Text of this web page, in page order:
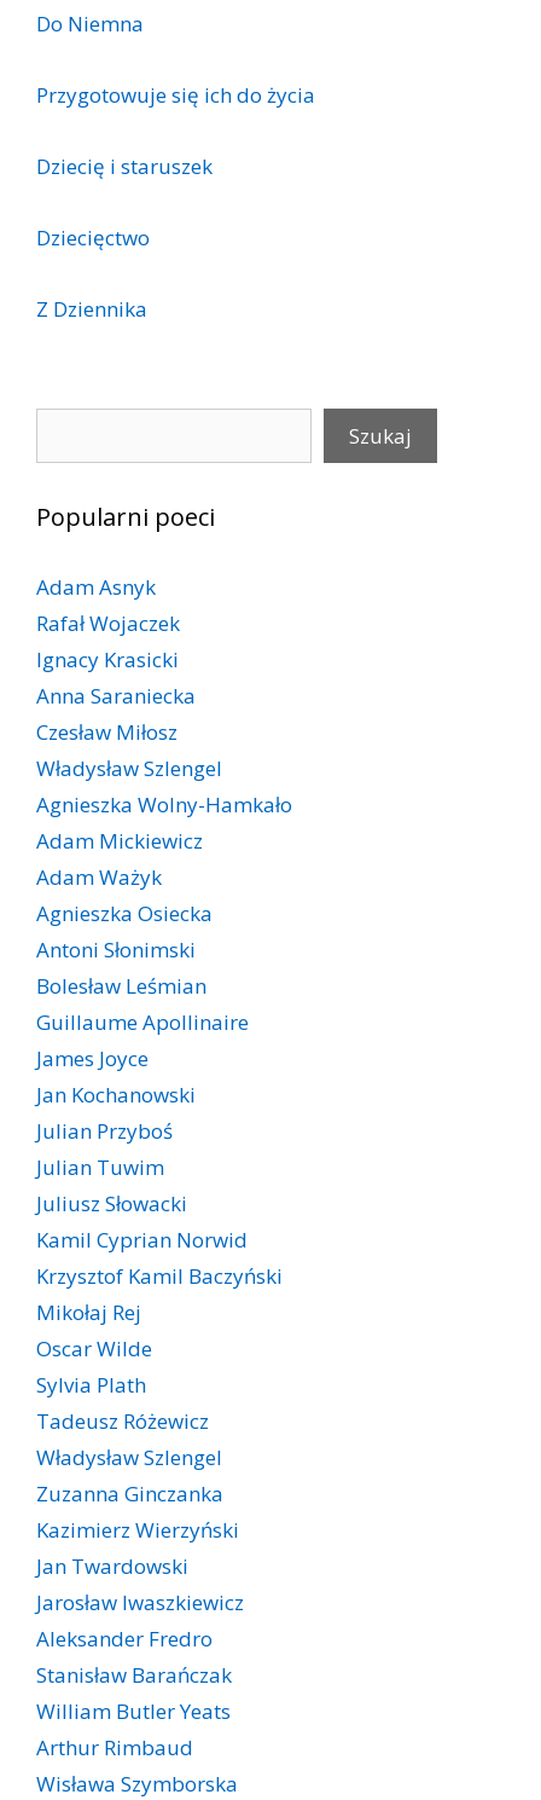
Do Niemna
Przygotowuje się ich do życia
Dziecię i staruszek
Dziecięctwo
Z Dziennika
Szukaj
Popularni poeci
Adam Asnyk
Rafał Wojaczek
Ignacy Krasicki
Anna Saraniecka
Czesław Miłosz
Władysław Szlengel
Agnieszka Wolny-Hamkało
Adam Mickiewicz
Adam Ważyk
Agnieszka Osiecka
Antoni Słonimski
Bolesław Leśmian
Guillaume Apollinaire
James Joyce
Jan Kochanowski
Julian Przyboś
Julian Tuwim
Juliusz Słowacki
Kamil Cyprian Norwid
Krzysztof Kamil Baczyński
Mikołaj Rej
Oscar Wilde
Sylvia Plath
Tadeusz Różewicz
Władysław Szlengel
Zuzanna Ginczanka
Kazimierz Wierzyński
Jan Twardowski
Jarosław Iwaszkiewicz
Aleksander Fredro
Stanisław Barańczak
William Butler Yeats
Arthur Rimbaud
Wisława Szymborska